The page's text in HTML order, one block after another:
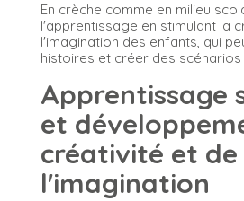
En crèche comme en milieu
l'apprentissage en stimulant la
l'imagination des enfants, qui
histoires et créer des scénarios
Apprentissage
et
créativité et de
l'imagination